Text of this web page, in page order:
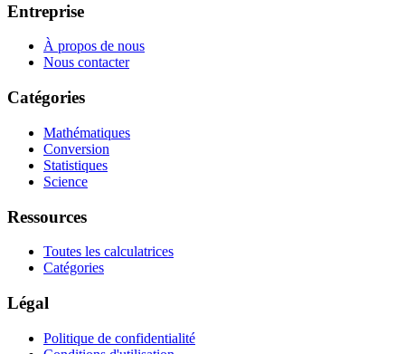
Entreprise
À propos de nous
Nous contacter
Catégories
Mathématiques
Conversion
Statistiques
Science
Ressources
Toutes les calculatrices
Catégories
Légal
Politique de confidentialité